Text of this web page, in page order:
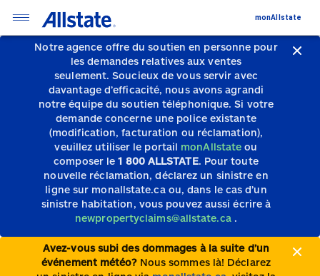
Notre agence offre du soutien en personne pour
les demandes relatives aux ventes
seulement.Soucieux de vous servir avec
davantage d’efficacité, nous avons agrandi
notre équipe du soutien téléphonique.Si votre
demande concerne une police existante
(modification, facturation ou réclamation),
veuillez utiliser le portail monAllstate ou
composer le1 800 ALLSTATE. Pour toute
nouvelle réclamation, déclarez un sinistre en
ligne sur monallstate.ca ou, dans le cas d’un
sinistre habitation, vous pouvez aussi écrire à
newpropertyclaims@allstate.ca .
Avez-vous subi des dommages à la suite d’un
événement météo? Nous sommes là! Déclarez
monAllstate